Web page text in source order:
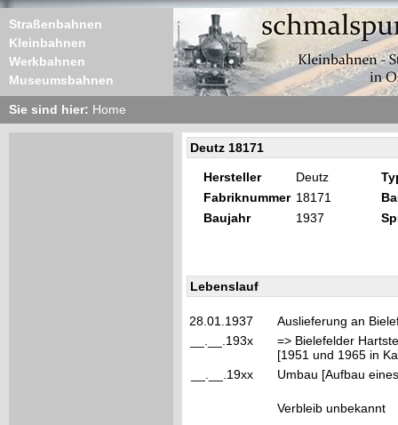
Straßenbahnen
Kleinbahnen
Werkbahnen
Museumsbahnen
Sie sind hier: Home
Deutz 18171
Hersteller Deutz
Fabriknummer 18171
Baujahr
1937
Lebenslauf
28.01.1937
Auslieferung an
__.__.193x
=> Bielefelder
[1951 und 1965 in
__.__.19xx
Umbau [Aufbau
Verbleib unbekannt